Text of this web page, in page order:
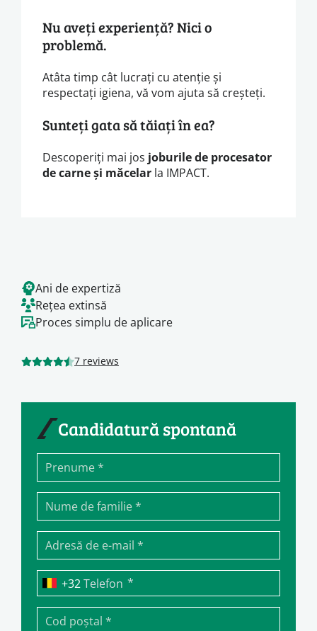
Nu aveți experiență? Nici o
problemă.
Atâta timp cât lucrați cu atenție și
respectați igiena, vă vom ajuta să creșteți.
Sunteți gata să tăiați în ea?
Descoperiți mai jos joburile de procesator
de carne și măcelar la IMPACT.
Candidatură spontană
Telefon *
Ani de expertiză
Rețea extinsă
Proces simplu de aplicare
7 reviews